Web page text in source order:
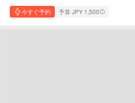
今すぐ予約 予算 JPY 1,500